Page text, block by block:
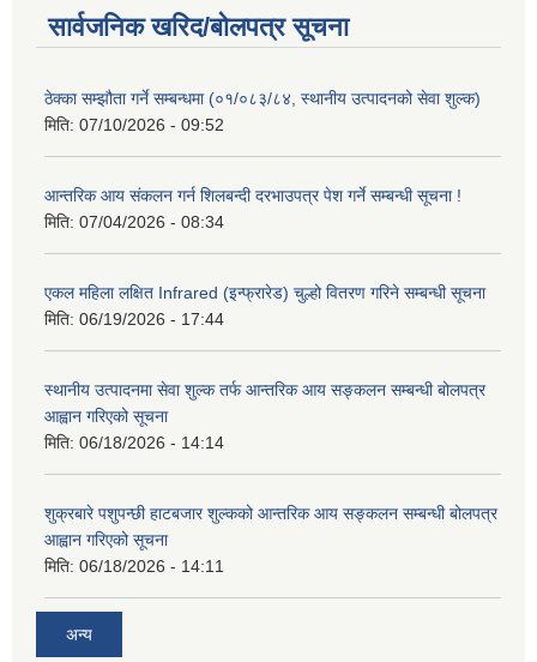
सार्वजनिक खरिद/बोलपत्र सूचना
ठेक्का सम्झौता गर्ने सम्बन्धमा (०१/०८३/८४, स्थानीय उत्पादनको सेवा शुल्क)
मिति: 07/10/2026 - 09:52
आन्तरिक आय संकलन गर्न शिलबन्दी दरभाउपत्र पेश गर्ने सम्बन्धी सूचना !
मिति: 07/04/2026 - 08:34
एकल महिला लक्षित Infrared (इन्फ्रारेड) चुल्हो वितरण गरिने सम्बन्धी सूचना
मिति: 06/19/2026 - 17:44
स्थानीय उत्पादनमा सेवा शुल्क तर्फ आन्तरिक आय सङ्कलन सम्बन्धी बोलपत्र
आह्वान गरिएको सूचना
मिति: 06/18/2026 - 14:14
शुक्रबारे पशुपन्छी हाटबजार शुल्कको आन्तरिक आय सङ्कलन सम्बन्धी बोलपत्र
आह्वान गरिएको सूचना
मिति: 06/18/2026 - 14:11
अन्य